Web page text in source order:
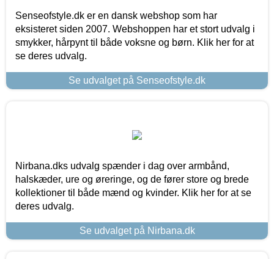
Senseofstyle.dk er en dansk webshop som har
eksisteret siden 2007. Webshoppen har et stort udvalg i
smykker, hårpynt til både voksne og børn. Klik her for at
se deres udvalg.
Se udvalget på Senseofstyle.dk
Nirbana.dks udvalg spænder i dag over armbånd,
halskæder, ure og øreringe, og de fører store og brede
kollektioner til både mænd og kvinder. Klik her for at se
deres udvalg.
Se udvalget på Nirbana.dk